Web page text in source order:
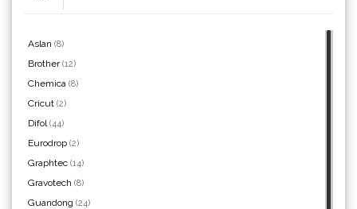
Aslan (8)
Brother(12)
Chemica (8)
Cricut (2)
Difol(44)
Eurodrop (2)
Graphtec (14)
Gravotech (8)
Guandong (24)